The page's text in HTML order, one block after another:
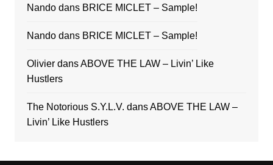
Nandodans BRICE MICLET – Sample!
Nandodans BRICE MICLET – Sample!
OlivierdansABOVE THE LAW – Livin’ Like
Hustlers
The Notorious S.Y.L.V. dansABOVE THE LAW –
Livin’ Like Hustlers